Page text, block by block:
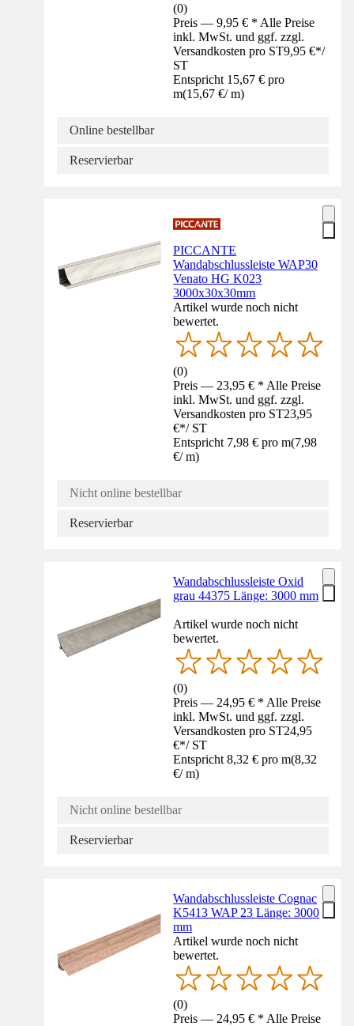
(0)
Preis — 9,95 € * Alle Preise
inkl. MwSt. und ggf. zzgl.
Versandkosten pro ST9,95 €*/
ST
Entspricht 15,67 € pro
m(15,67 €/ m)
Online bestellbar
Reservierbar
PICCANTE
Wandabschlussleiste WAP30
Venato HG K023
3000x30x30mm
Artikel wurde noch nicht
bewertet.
(0)
Preis — 23,95 € * Alle Preise
inkl. MwSt. und ggf. zzgl.
Versandkosten pro ST23,95
€*/ ST
Entspricht 7,98 € pro m(7,98
€/ m)
Nicht online bestellbar
Reservierbar
Wandabschlussleiste Oxid
grau 44375 Länge: 3000 mm
Artikel wurde noch nicht
bewertet.
(0)
Preis — 24,95 € * Alle Preise
inkl. MwSt. und ggf. zzgl.
Versandkosten pro ST24,95
€*/ ST
Entspricht 8,32 € pro m(8,32
€/ m)
Nicht online bestellbar
Reservierbar
Wandabschlussleiste Cognac
K5413 WAP 23 Länge: 3000
mm
Artikel wurde noch nicht
bewertet.
(0)
Preis — 24,95 € * Alle Preise